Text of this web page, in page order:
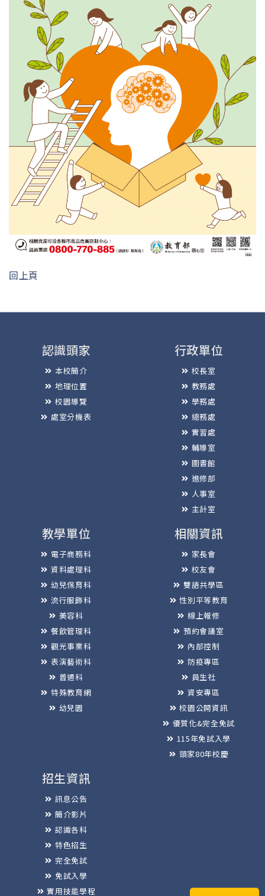
回上頁
認識頭家
本校簡介
地理位置
校園導覽
處室分機表
行政單位
校長室
教務處
學務處
總務處
實習處
輔導室
圖書館
進修部
人事室
主計室
教學單位
電子商務科
資料處理科
幼兒保育科
流行服飾科
美容科
餐飲管理科
觀光事業科
表演藝術科
普通科
特殊教育網
幼兒園
相關資訊
家長會
校友會
雙語共學區
性別平等教育
線上報修
預約會議室
內部控制
防疫專區
員生社
資安專區
校園公開資訊
優質化&完全免試
115年免試入學
頭家80年校慶
招生資訊
訊息公告
簡介影片
認識各科
特色招生
完全免試
免試入學
實用技能學程